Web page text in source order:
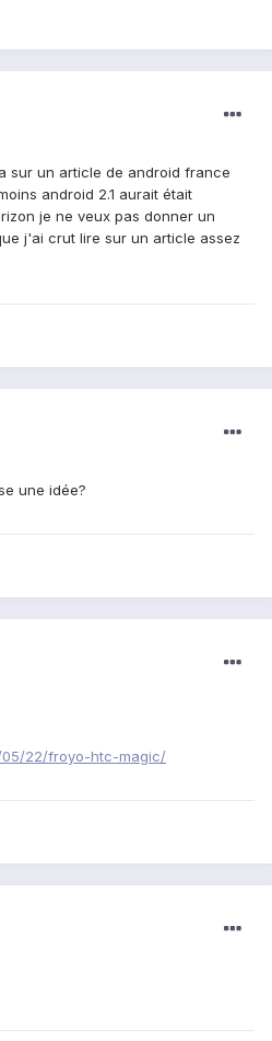
sur un article de android france
android 2.1 aurait était
je ne veux pas donner un
j'ai crut lire sur un article assez
une idée?
22/froyo-htc-magic/